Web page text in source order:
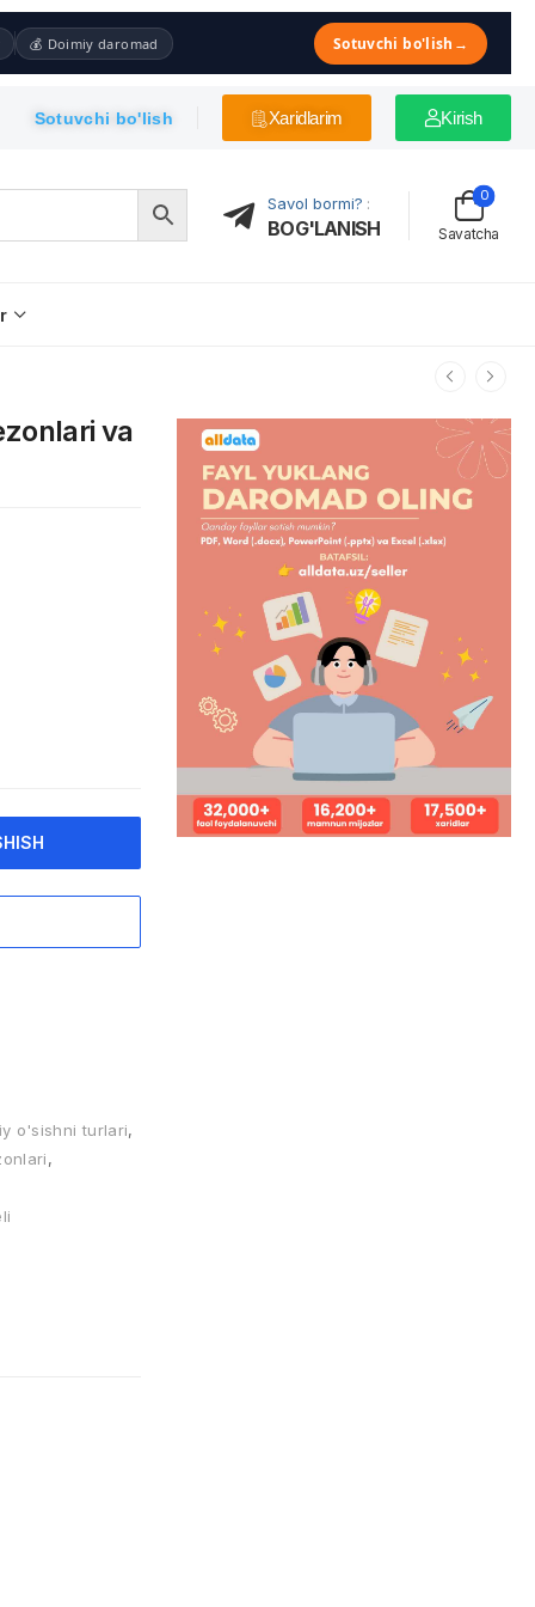
💰 Doimiy daromad Sotuvchi bo'lish →
Sotuvchi bo'lish Xaridlarim Kirish
Savol bormi? :
BOG'LANISH Savatcha
0
va
o'sishni turlari,
,